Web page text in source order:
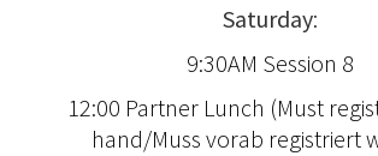
Saturday:
9:30AM Session 8
12:00 Partner Lunch (Must
hand/Muss vorab registriert